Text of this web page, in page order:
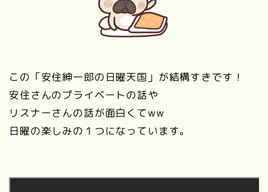
この「安住紳一郎の日曜天国」が結構すきです！
安住さんのプライベートの話や
リスナーさんの話が面白くてww
日曜の楽しみの１つになっています。